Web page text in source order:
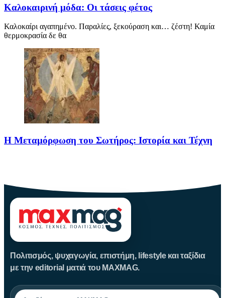
Καλοκαιρινή μόδα: Οι τάσεις φέτος
Καλοκαίρι αγαπημένο. Παραλίες, ξεκούραση και… ζέστη! Καμία
θερμοκρασία δε θα
Η Μεταμόρφωση του Σωτήρος: Ιστορία και Τέχνη
Πολιτισμός, ψυχαγωγία, επιστήμη, lifestyle και ταξίδια
με την editorial ματιά του MAXMAG.
Αναζήτηση